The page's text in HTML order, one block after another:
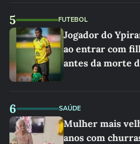
5 FUTEBOL
Jogador do
ao entrar com
antes da morte
6 SAÚDE
Mulher mais
anos com